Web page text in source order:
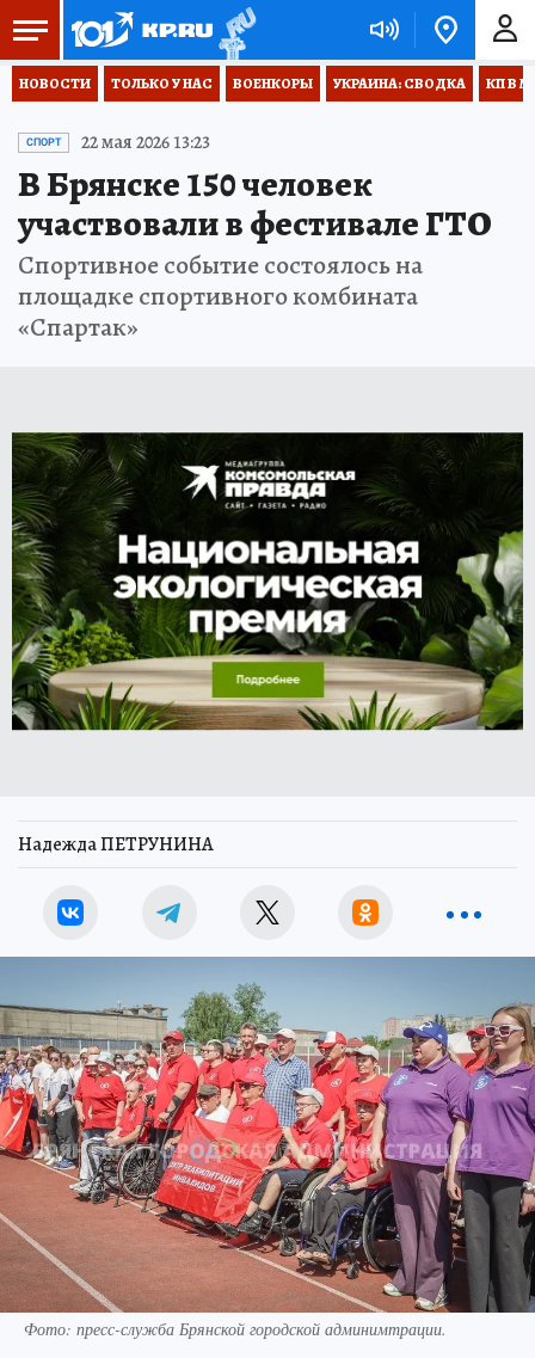
НОВОСТИ ТОЛЬКО У НАС ВОЕНКОРЫ УКРАИНА: СВОДКА КП В
СПОРТ 22 мая 2026 13:23
В Брянске 150 человек
участвовали в фестивале ГТО
Спортивное событие состоялось на
площадке спортивного комбината
«Спартак»
Надежда ПЕТРУНИНА
Фото: пресс-служба Брянской городской админимтрации.